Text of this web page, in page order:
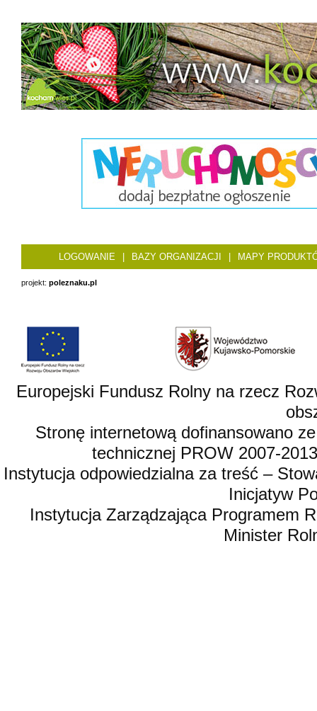
LOGOWANIE BAZY ORGANIZACJI MAPY
projekt: poleznaku.pl
Europejski Fundusz Rolny na rzecz
Stronę internetową dofinansowano
technicznej PROW 2007-
Instytucja odpowiedzialna za treść –
Inicjatyw
Instytucja Zarządzająca Programem
Minister